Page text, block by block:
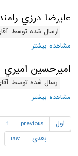
عليرضا درزي
ارسال شده توسط
مشاهده بیشتر
اميرحسين اميري
ارسال شده توسط
مشاهده بیشتر
اول previous
1
…
بعدی last